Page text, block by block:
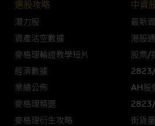
麥格理資本股份有限公司可能是唯一報價方
。如有需要，請徵詢獨立之專業意見。牛
餘價值則可能為零。
選股攻略
潛力股
資產沽空數據
麥格理輪證教學短片
經濟數據
業績公佈
麥格理精選
麥格理衍生攻略
中資
最新
港股
股票/
AH股
街貨